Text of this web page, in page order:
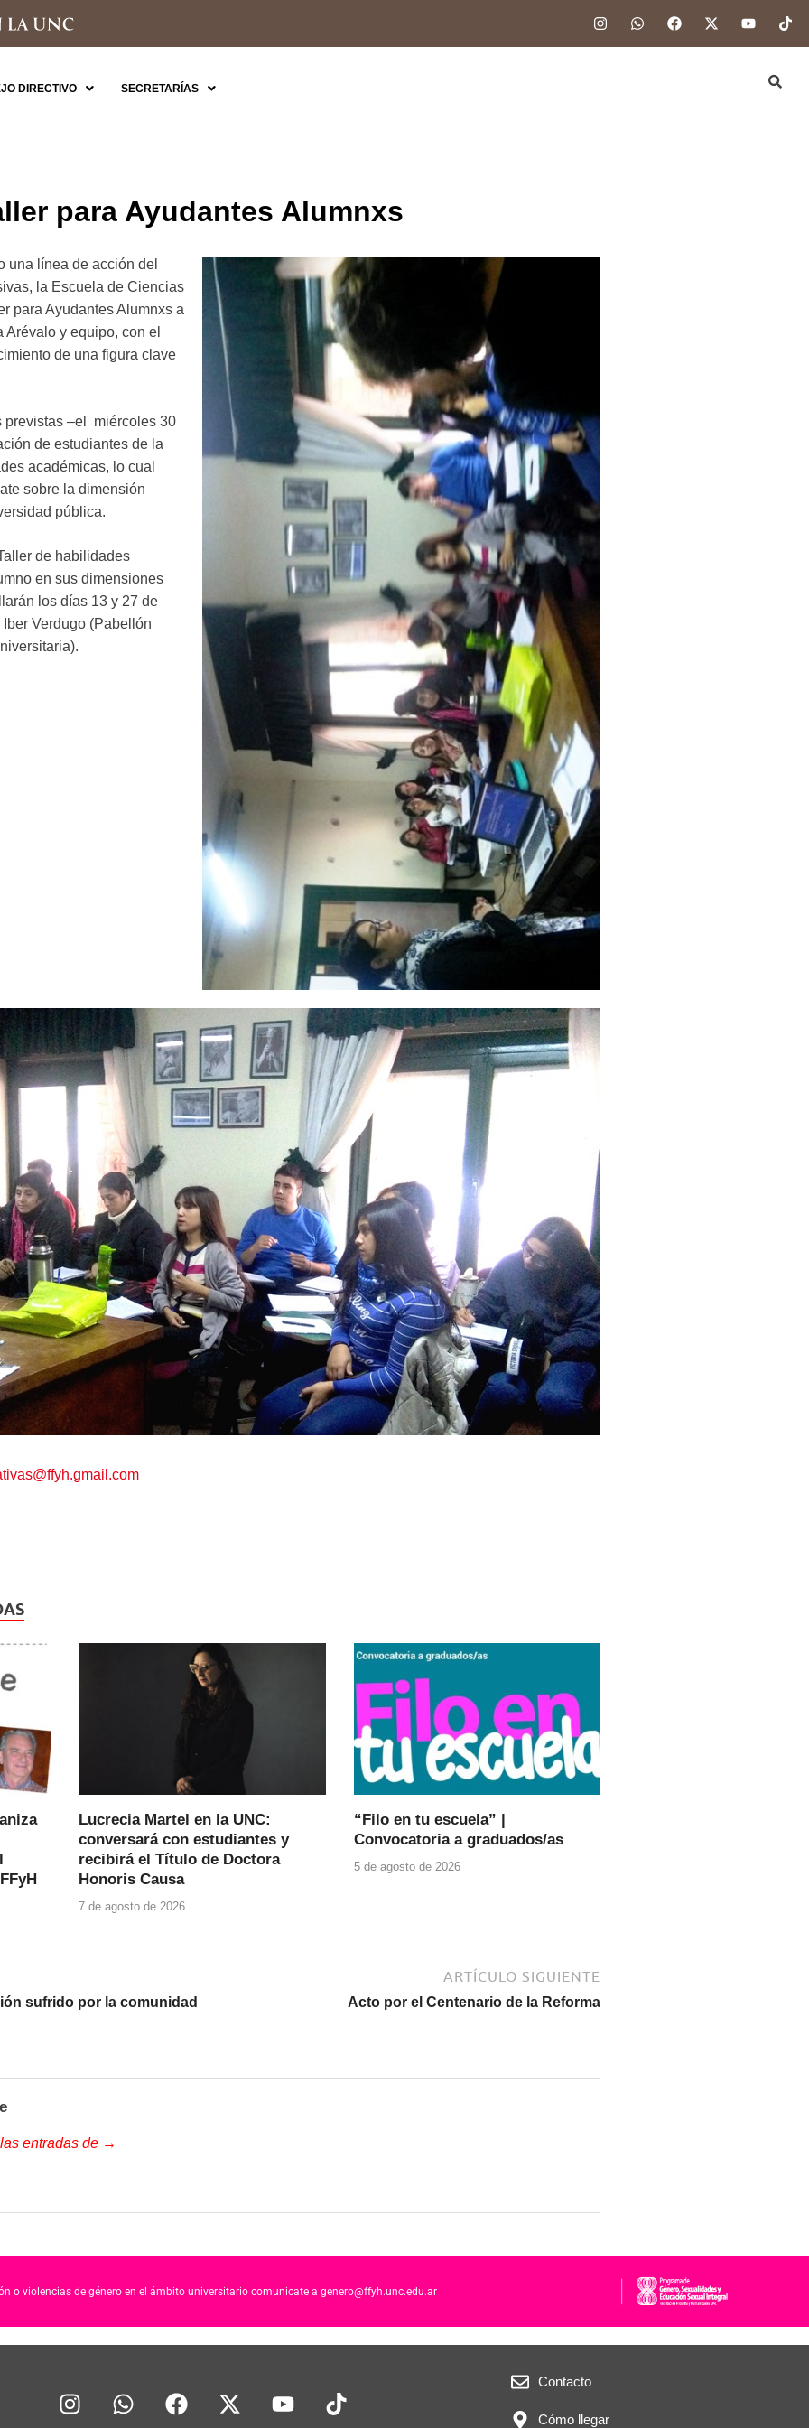
DIRECTIVO SECRETARÍAS
para Ayudantes Alumnxs
una línea de acción del
la Escuela de Ciencias
para Ayudantes Alumnxs a
y equipo, con el
de una figura clave
previstas –el miércoles 30
de estudiantes de la
académicas, lo cual
sobre la dimensión
pública.
de habilidades
en sus dimensiones
los días 13 y 27 de
Verdugo (Pabellón
Lucrecia Martel en la UNC:
conversará con estudiantes y
recibirá el Título de Doctora
Honoris Causa
7 de agosto de 2026
“Filo en tu escuela” |
Convocatoria a graduados/as
5 de agosto de 2026
sufrido por la comunidad
ARTÍCULO SIGUIENTE
Acto por el Centenario de la Reforma
entradas de →
o violencias de género en el ámbito universitario comunicate a genero@ffyh.unc.edu.ar
Contacto
Cómo llegar